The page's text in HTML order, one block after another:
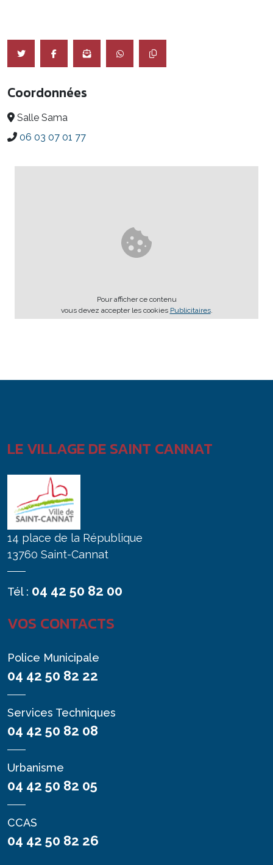
Coordonnées
Salle Sama
06 03 07 01 77
Pour afficher ce contenu
vous devez accepter les cookies Publicitaires.
LE VILLAGE DE SAINT CANNAT
14 place de la République
13760 Saint-Cannat
Tél : 04 42 50 82 00
VOS CONTACTS
Police Municipale
04 42 50 82 22
Services Techniques
04 42 50 82 08
Urbanisme
04 42 50 82 05
CCAS
04 42 50 82 26